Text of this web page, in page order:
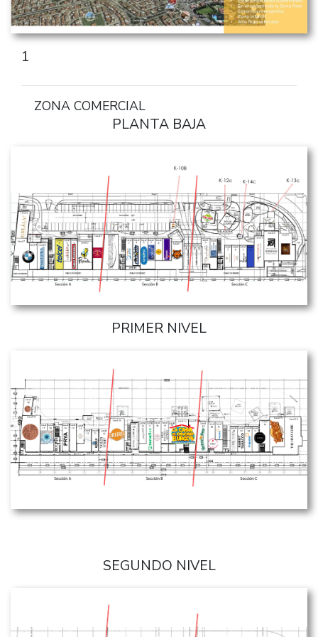
1
ZONA COMERCIAL
PLANTA BAJA
PRIMER NIVEL
SEGUNDO NIVEL